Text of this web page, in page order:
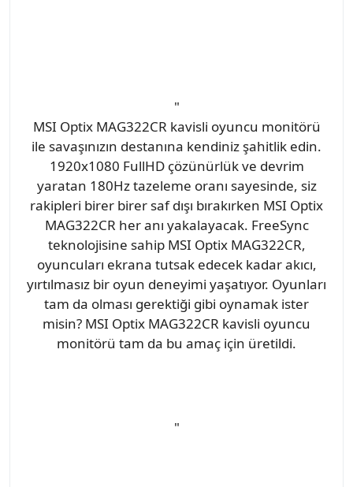
"
MSI Optix MAG322CR kavisli oyuncu monitörü
ile savaşınızın destanına kendiniz şahitlik edin.
1920x1080 FullHD çözünürlük ve devrim
yaratan 180Hz tazeleme oranı sayesinde, siz
rakipleri birer birer saf dışı bırakırken MSI Optix
MAG322CR her anı yakalayacak. FreeSync
teknolojisine sahip MSI Optix MAG322CR,
oyuncuları ekrana tutsak edecek kadar akıcı,
yırtılmasız bir oyun deneyimi yaşatıyor. Oyunları
tam da olması gerektiği gibi oynamak ister
misin? MSI Optix MAG322CR kavisli oyuncu
monitörü tam da bu amaç için üretildi.
"